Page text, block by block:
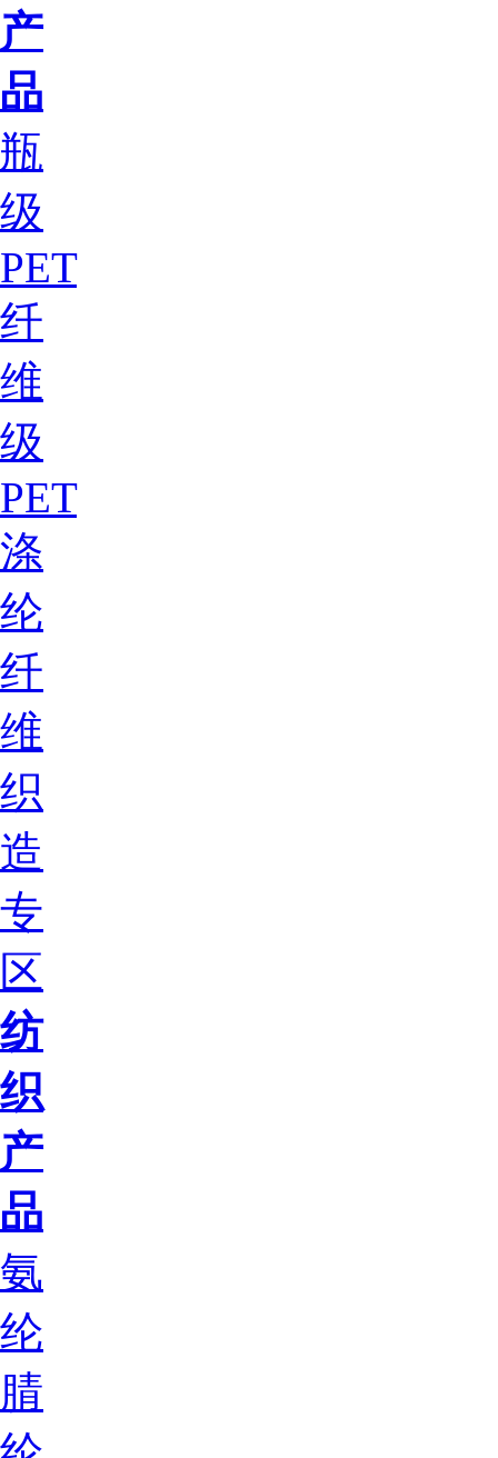
产
品
瓶
级
PET
纤
维
级
PET
涤
纶
纤
维
织
造
专
区
纺
织
产
品
氨
纶
腈